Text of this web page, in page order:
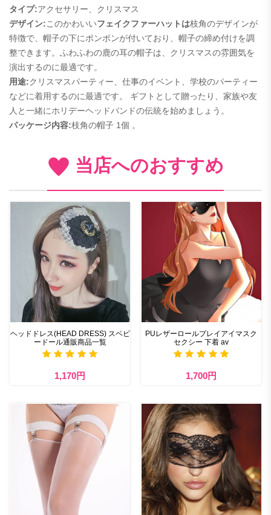
タイプ:アクセサリー、クリスマス
デザイン:このかわいいフェイクファーハットは枝角のデザインが
特徴で、帽子の下にポンポンが付いており、帽子の締め付けを調
整できます。ふわふわの鹿の耳の帽子は、クリスマスの雰囲気を
演出するのに最適です。
用途:クリスマスパーティー、仕事のイベント、学校のパーティー
などに着用するのに最適です。 ギフトとして贈ったり、家族や友
人と一緒にホリデーヘッドバンドの伝統を始めましょう。
パッケージ内容:枝角の帽子 1個 。
当店へのおすすめ
ヘッドドレス(HEAD DRESS) スベビ
ードール通販商品一覧
1,170円
PUレザーロールプレイアイマスク
セクシー 下着 av
1,700円